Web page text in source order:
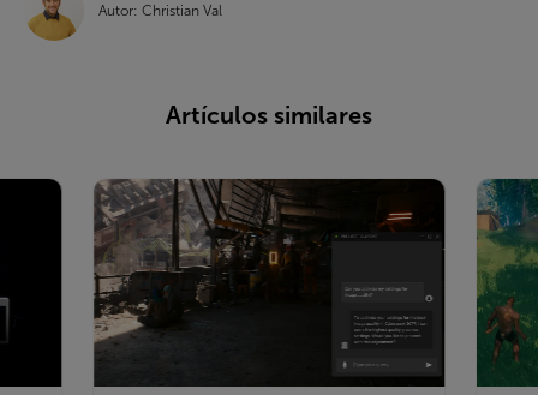
Autor: Christian Val
Artículos similares